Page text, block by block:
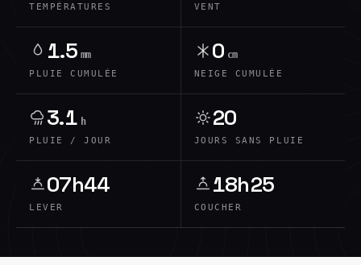
TEMPÉRATURES VENT
1.5 mm
PLUIE CUMULÉE
0 cm
NEIGE CUMULÉE
3.1 h
PLUIE / JOUR
20
JOURS SANS PLUIE
07h44
LEVER
18h25
COUCHER